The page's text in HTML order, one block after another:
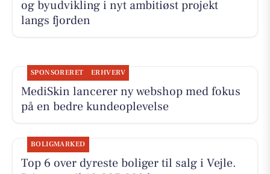
og byudvikling i nyt ambitiøst projekt
langs fjorden
SPONSORERET ERHVERV
MediSkin lancerer ny webshop med fokus
på en bedre kundeoplevelse
BOLIGMARKED
Top 6 over dyreste boliger til salg i Vejle.